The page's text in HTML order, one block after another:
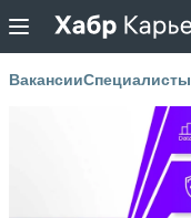
ВакансииСпециалисты